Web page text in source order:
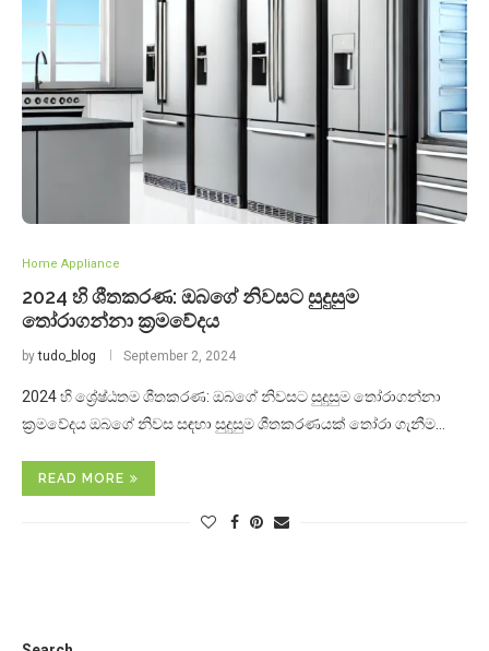
Home Appliance
2024 හි ශීතකරණ: ඔබගේ නිවසට සුදුසුම
තෝරාගන්නා ක්‍රමවේදය
bytudo_blog September 2, 2024
2024 හි ශ්‍රේෂ්ඨතම ශීතකරණ: ඔබගේ නිවසට සුදුසුම තෝරාගන්නා
ක්‍රමවේදය ඔබගේ නිවස සඳහා සුදුසුම ශීතකරණයක් තෝරා ගැනීම…
READ MORE